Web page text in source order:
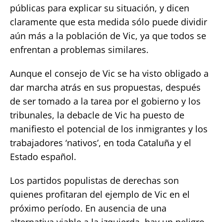
públicas para explicar su situación, y dicen
claramente que esta medida sólo puede dividir
aún más a la población de Vic, ya que todos se
enfrentan a problemas similares.
Aunque el consejo de Vic se ha visto obligado a
dar marcha atrás en sus propuestas, después
de ser tomado a la tarea por el gobierno y los
tribunales, la debacle de Vic ha puesto de
manifiesto el potencial de los inmigrantes y los
trabajadores ‘nativos’, en toda Cataluña y el
Estado español.
Los partidos populistas de derechas son
quienes profitaran del ejemplo de Vic en el
próximo período. En ausencia de una